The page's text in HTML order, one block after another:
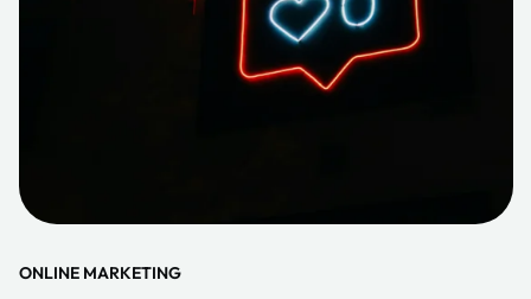
ONLINE MARKETING